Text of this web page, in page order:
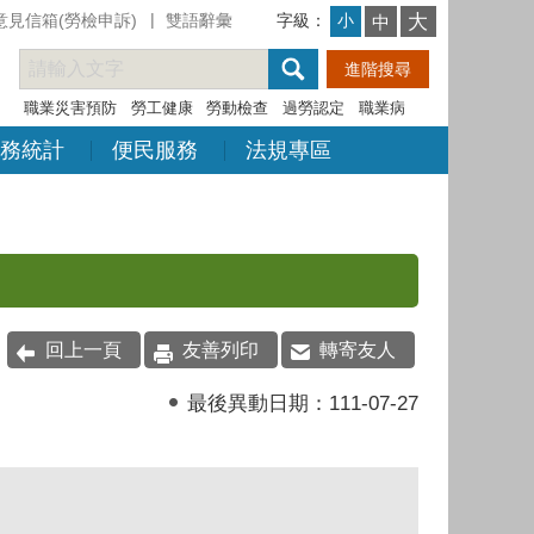
見信箱(勞檢申訴) 雙語辭彙 字級： 小 中 大
職業災害預防 勞工健康 勞動檢查 過勞認定 職業病
統計 便民服務 法規專區
回上一頁 友善列印 轉寄友人
最後異動日期： 111-07-27